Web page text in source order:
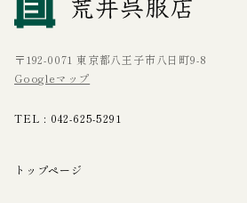
〒192-0071 東京都八王子市八日町9-8
Googleマップ
TEL : 042-625-5291
トップページ